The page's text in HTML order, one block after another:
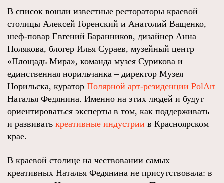
В список вошли известные рестораторы краевой
столицы Алексей Горенский и Анатолий Ващенко,
шеф-повар Евгений Баранников, дизайнер Анна
Полякова, блогер Илья Сураев, музейный центр
«Площадь Мира», команда музея Сурикова и
единственная норильчанка – директор Музея
Норильска, куратор Полярной арт-резиденции PolArt
Наталья Федянина. Именно на этих людей и будут
ориентироваться эксперты в том, как поддерживать
и развивать креативные индустрии в Красноярском
крае.
В краевой столице на чествовании самых
креативных Наталья Федянина не присутствовала: в